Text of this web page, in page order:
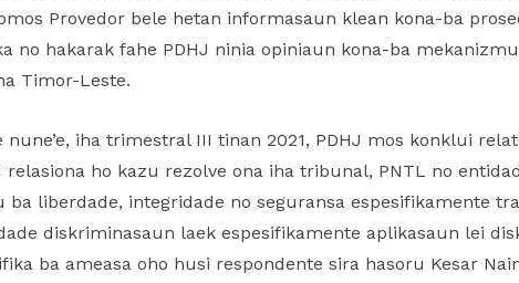
Provedor bele hetan informasaun klean kona-ba
no hakarak fahe PDHJ ninia opiniaun kona-ba
Timor-Leste.
nune’e, iha trimestral III tinan 2021, PDHJ mos konklui
relasiona ho kazu rezolve ona iha tribunal, PNTL no
ba liberdade, integridade no seguransa espesifikamente
diskriminasaun laek espesifikamente aplikasaun lei
ba ameasa oho husi respondente sira hasoru Kesar